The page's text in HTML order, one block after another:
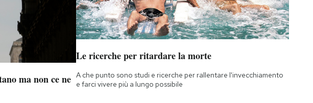
ma non ce ne
Le ricerche per ritardare la morte
A che punto sono studi e ricerche per rallentare l'invecchiamento
e farci vivere più a lungo possibile